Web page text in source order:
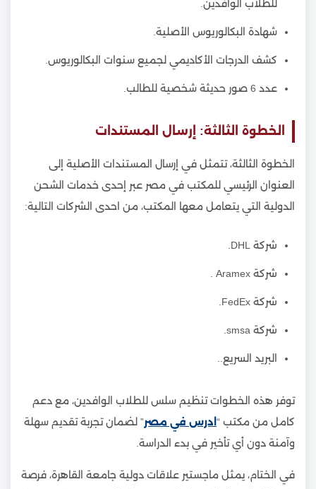
للطلاب الوافدين.
شهادة البكالوريوس الأصلية.
كشف الدرجات الأكاديمي لجميع سنوات البكالوريوس.
عدد 6 صور حديثة شخصية للطالب.
الخطوة الثالثة: إرسال المستندات
الخطوة الثالثة، تتمثل في إرسال المستندات الأصلية إلى
العنوان الرئيسي للمكتب في مصر عبر إحدى خدمات الشحن
الدولية التي يتعامل معها المكتب، من احدى الشركات التالية:
شركة DHL.
شركة Aramex .
شركة FedEx.
شركة smsa.
البريد السريع..
توفر هذه الخطوات تنظيم سلس للطلاب الوافدين، مع دعم
كامل من مكتب “ ادرس في مصر” لضمان تجربة تقديم سهلة
وآمنة دون أي تأخير في بدء الدراسة.
في الختام، يمثل ماجستير علاقات دولية جامعة القاهرة، فرصة